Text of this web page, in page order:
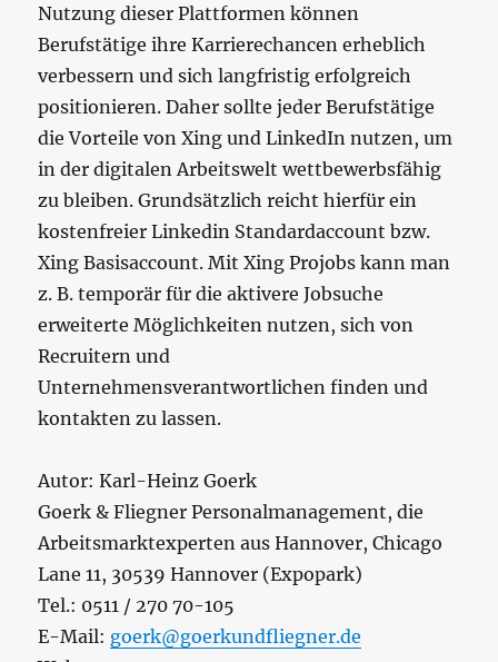
Nutzung dieser Plattformen können
Berufstätige ihre Karrierechancen erheblich
verbessern und sich langfristig erfolgreich
positionieren. Daher sollte jeder Berufstätige
die Vorteile von Xing und LinkedIn nutzen, um
in der digitalen Arbeitswelt wettbewerbsfähig
zu bleiben. Grundsätzlich reicht hierfür ein
kostenfreier Linkedin Standardaccount bzw.
Xing Basisaccount. Mit Xing Projobs kann man
z. B. temporär für die aktivere Jobsuche
erweiterte Möglichkeiten nutzen, sich von
Recruitern und
Unternehmensverantwortlichen finden und
kontakten zu lassen.
Autor: Karl-Heinz Goerk
Goerk & Fliegner Personalmanagement, die
Arbeitsmarktexperten aus Hannover, Chicago
Lane 11, 30539 Hannover (Expopark)
Tel.: 0511 / 270 70-105
E-Mail: goerk@goerkundfliegner.de